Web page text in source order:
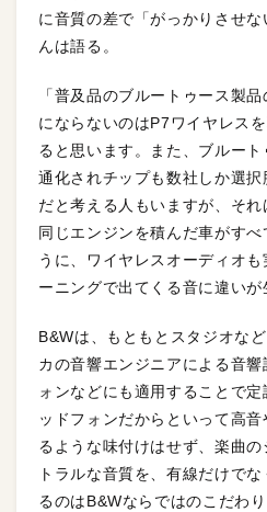
に音質の差で「がっかりさせ
んは語る。
「普及品のブルートゥース製
にならないのはP7ワイヤレス
ると思います。また、ブルー
通化されチップも数社しか選
だと考える人もいますが、そ
同じエンジンを積んだ車がす
うに、ワイヤレスオーディオ
ーニングで出てくる音に違いが
B&Wは、もともとスタジオな
カの音響エンジニアによる音
ォンなどにも適用することで
ッドフォンだからといって高
るような味付けはせず、楽曲
トラルな音質を、有線だけで
るのはB&Wならではのこだわ